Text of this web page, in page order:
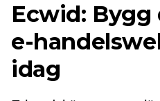
Ecwid:
e-
idag